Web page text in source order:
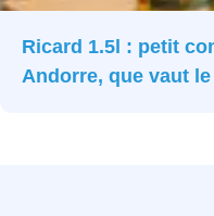
Ricard 1.5l : petit
Andorre, que vaut